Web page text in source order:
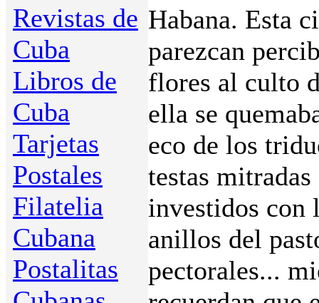
Revistas de
Cuba
Libros de
Cuba
Tarjetas
Postales
Filatelia
Cubana
Postalitas
Habana. Esta
parezcan
flores al culto
ella se
eco de los
testas
investidos con
anillos del
pectorales...